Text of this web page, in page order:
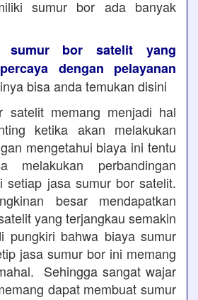
sumur bor ada banyak
sumur bor satelit yang
dengan pelayanan
bisa anda temukan disini
satelit memang menjadi hal
ketika akan melakukan
mengetahui biaya ini tentu
perbandingan
setiap jasa sumur bor satelit.
besar mendapatkan
yang terjangkau semakin
bahwa biaya sumur
jasa sumur bor ini memang
Sehingga sangat wajar
dapat membuat sumur